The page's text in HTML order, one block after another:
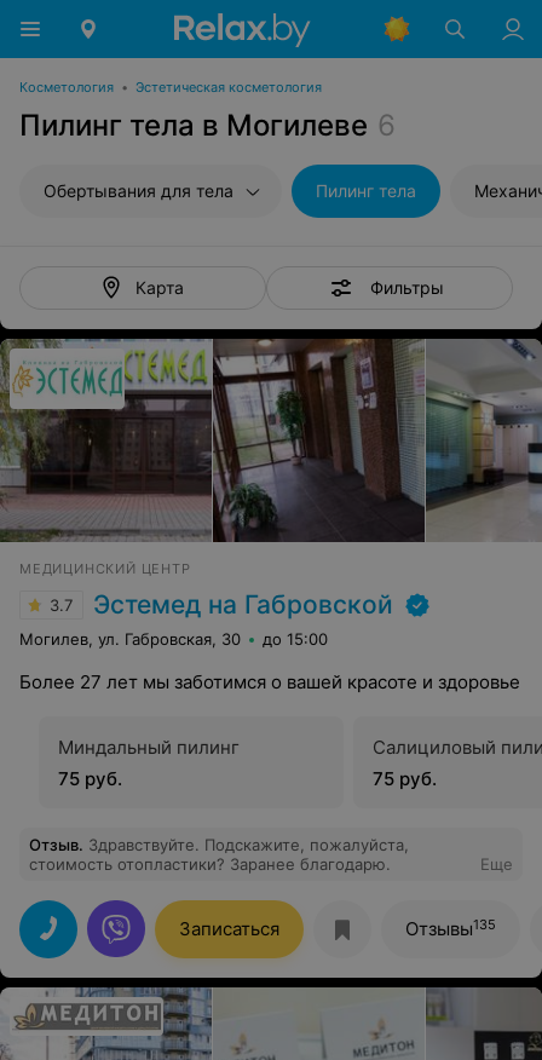
Косметология • Эстетическая косметология
Пилинг тела в Могилеве 6
Обертывания для тела Пилинг тела
Карта Фильтры
МЕДИЦИНСКИЙ ЦЕНТР
3.7 Эстемед на Габровской
Могилев, ул. Габровская, 30 до 15:00
Более 27 лет мы заботимся о вашей красоте и здоровье
Миндальный пилинг
75 руб.
Салициловый
75 руб.
Отзыв. Здравствуйте. Подскажите, пожалуйста,
стоимость отопластики? Заранее благодарю.
Еще
Записаться Отзывы135